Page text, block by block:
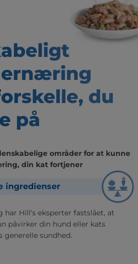
ernæring
du
på
områder for at kunne
din kat fortjener
ingredienser
har Hill's eksperter fastslået, at
påvirker din hund eller kats
generelle sundhed.